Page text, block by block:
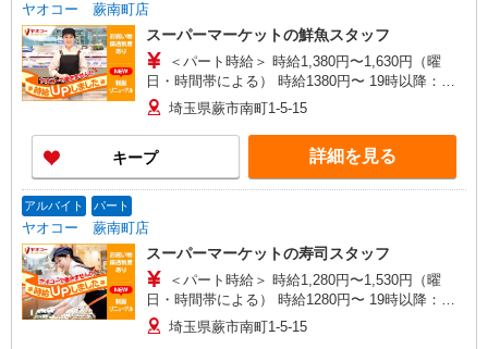
ヤオコー 蕨南町店
スーパーマーケットの鮮魚スタッフ
＜パート時給＞ 時給1,380円〜1,630円（曜
日・時間帯による） 時給1380円〜 19時以降：時
給1530円〜 ★土曜＋100円 ★日・祝＋100円 ※ア
ルバイトさんの時給や募集内容はお問い合わせく
ださい
埼玉県蕨市南町1-5-15
キープ 詳細を見る
アルバイト パート
ヤオコー 蕨南町店
スーパーマーケットの寿司スタッフ
＜パート時給＞ 時給1,280円〜1,530円（曜
日・時間帯による） 時給1280円〜 19時以降：時
給1430円〜 ★土曜＋100円 ★日・祝＋100円 ※ア
ルバイトさんの時給や募集内容はお問い合わせく
埼玉県蕨市南町1-5-15